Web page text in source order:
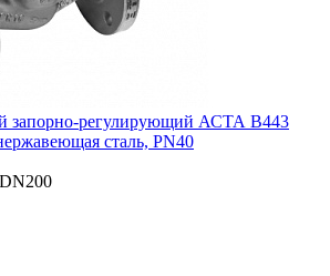
запорно-регулирующий АСТА В443
сталь, PN40